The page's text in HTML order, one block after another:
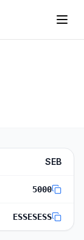
SEB
5000
ESSESESS